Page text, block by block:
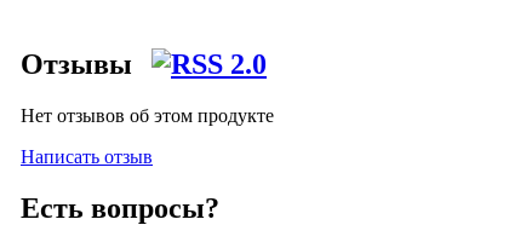
Отзывы
Нет отзывов об этом продукте
Написать отзыв
Есть вопросы?